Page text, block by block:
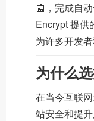
📰，完成自
Encrypt 提供
为许多开发
为什么
在当今互联
站安全和提